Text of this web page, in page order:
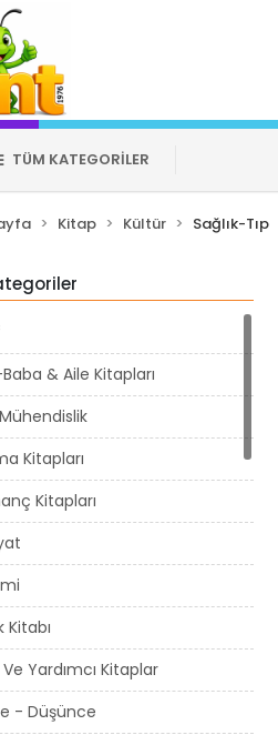
TÜM KATEGORİLER
Kitap Kültür Sağlık-Tıp
& Aile Kitapları
Kitapları
Kitapları
Kitabı
Yardımcı Kitaplar
- Düşünce